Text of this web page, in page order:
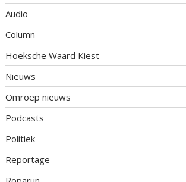
Audio
Column
Hoeksche Waard Kiest
Nieuws
Omroep nieuws
Podcasts
Politiek
Reportage